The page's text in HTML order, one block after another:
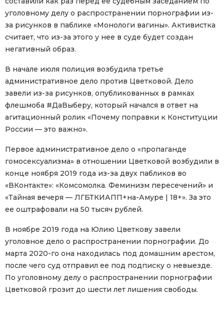
уголовному делу о распространении порнографии из-
за рисунков в паблике «Монологи вагины». Активистка
считает, что из-за этого у нее в суде будет создан
негативный образ.
В начале июля полиция возбудила третье
административное дело против Цветковой. Дело
завели из-за рисунков, опубликованных в рамках
флешмоба #ДаВыберу, который начался в ответ на
агитационный ролик «Почему поправки к Конституции
России — это важно».
Первое административное дело о «пропаганде
гомосексуализма» в отношении Цветковой возбудили в
конце ноября 2019 года из-за двух пабликов во
«ВКонтакте»: «Комсомолка. Феминизм пересечений» и
«Тайная вечеря — ЛГБТКИАПП+на-Амуре | 18+». За это
ее оштрафовали на 50 тысяч рублей.
В ноябре 2019 года на Юлию Цветкову завели
уголовное дело о распространении порнографии. До
марта 2020-го она находилась под домашним арестом,
после чего суд отправил ее под подписку о невыезде.
По уголовному делу о распространении порнографии
Цветковой грозит до шести лет лишения свободы.